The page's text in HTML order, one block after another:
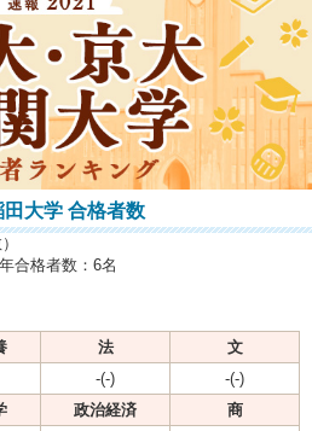
田大学 合格者数
合格者数：6名
法
文
-(-)
-(-)
政治経済
商